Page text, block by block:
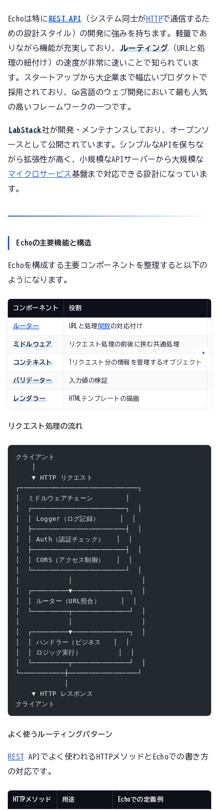
Echoは特にREST API （システム同士がHTTPで通信するた
めの設計スタイル）の開発に強みを持ちます。軽量であ
りながら機能が充実しており、ルーティング（URLと処
理の紐付け）の速度が非常に速いことで知られていま
す。スタートアップから大企業まで幅広いプロダクトで
採用されており、Go言語のウェブ開発において最も人気
の高いフレームワークの一つです。
LabStack社が開発・メンテナンスしており、オープンソ
ースとして公開されています。シンプルなAPIを保ちな
がら拡張性が高く、小規模なAPIサーバーから大規模な
マイクロサービス基盤まで対応できる設計になっていま
す。
Echoの主要機能と構造
Echoを構成する主要コンポーネントを整理すると以下の
ようになります。
コンポーネント 役割
ルーター URLと処理 関数の対応付け
ミドルウェア リクエスト処理の前後に挟む共通処理
コンテキスト 1リクエスト分の情報を管理するオブジェクト
バリデーター 入力値の検証
レンダラー HTMLテンプレートの描画
リクエスト処理の流れ
クライアント
    ▼ HTTP リクエスト
┌─────────────────────────────┐
│  ミドルウェアチェーン        │
│  ┌───────────────────────┐  │
│  │ Logger（ログ記録）     │  │
│  ├───────────────────────┤  │
│  │ Auth（認証チェック）   │  │
│  ├───────────────────────┤  │
│  │ CORS（アクセス制御）   │  │
│  └───────────────────────┘  │
│  ┌─────────▼──────────────┐  │
│  │ ルーター（URL照合）     │  │
│  └─────────┬──────────────┘  │
│  ┌─────────▼──────────────┐  │
│  │ ハンドラー（ビジネス   │  │
│  │ ロジック実行）         │  │
│  └─────────┬──────────────┘  │
└───────────┼─────────────────┘
    ▼ HTTP レスポンス
クライアント
よく使うルーティングパターン
REST APIでよく使われるHTTPメソッドとEchoでの書き方
の対応です。
HTTPメソッド 用途 Echoでの定義例